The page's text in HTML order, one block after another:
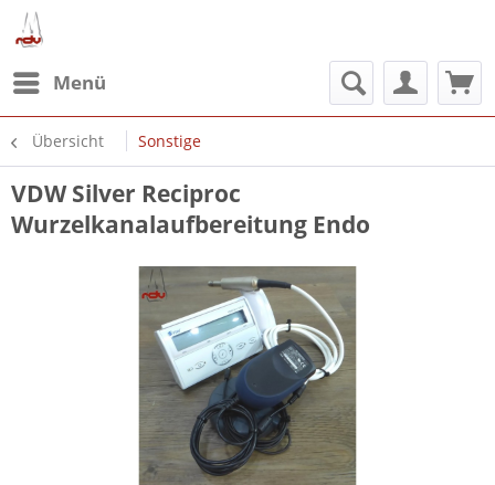
Menü
Übersicht Sonstige
VDW Silver Reciproc
Wurzelkanalaufbereitung Endo